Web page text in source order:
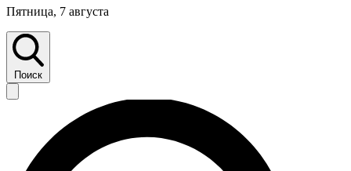
Пятница, 7 августа
Поиск